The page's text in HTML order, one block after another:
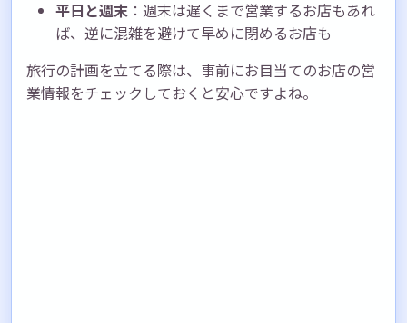
平日と週末 ：週末は遅くまで営業するお店もあれ
ば、逆に混雑を避けて早めに閉めるお店も
旅行の計画を立てる際は、事前にお目当てのお店の営
業情報をチェックしておくと安心ですよね。